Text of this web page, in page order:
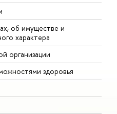
об имуществе и
характера
организации
здоровья